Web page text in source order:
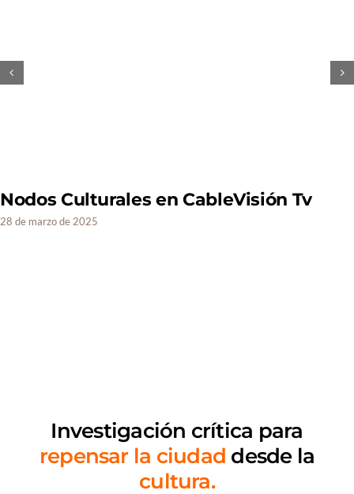
Nodos Culturales en CableVisión Tv
28 de marzo de 2025
Investigación crítica para
repensar la ciudad desde la
cultura.